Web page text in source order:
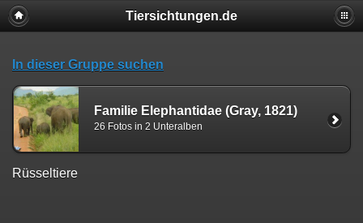
Tiersichtungen.de
In dieser Gruppe suchen
Familie Elephantidae (Gray, 1821)
26 Fotos in 2 Unteralben
Rüsseltiere